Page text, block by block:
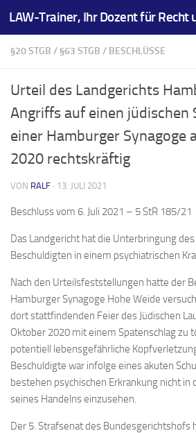
Zum Inhalt springen
§20 STGB /§63 STGB / BESCHLÜSSE
Urteil des Landgerichts
Angriffs auf einen jüdischen
einer Hamburger Synagoge
2020 rechtskräftig
VON RALF · 13. JULI 2021
Beschluss vom 6. Juli 2021 – 5 StR 185/21
Das Landgericht hat die Unterbringung
Beschuldigten in einem psychiatrischen
Nach den Urteilsfeststellungen hatte der
Hamburger Synagoge Hohe Weide
dort stattfindenden Feier des Jüdischen
Oktober 2020 mit einem Spatenschlag zu
potentiell lebensgefährliche
Beschuldigte war infolge eines akuten
bestehen psychischen Erkrankung nicht in
seines Handelns einzusehen.
Der 5. Strafsenat des Bundesgerichtshofs